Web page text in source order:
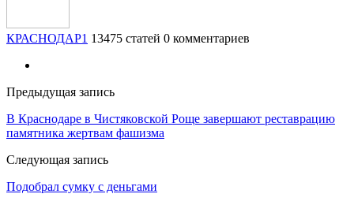
КРАСНОДАР1 13475 статей 0 комментариев
Предыдущая запись
В Краснодаре в Чистяковской Роще завершают реставрацию
памятника жертвам фашизма
Следующая запись
Подобрал сумку с деньгами